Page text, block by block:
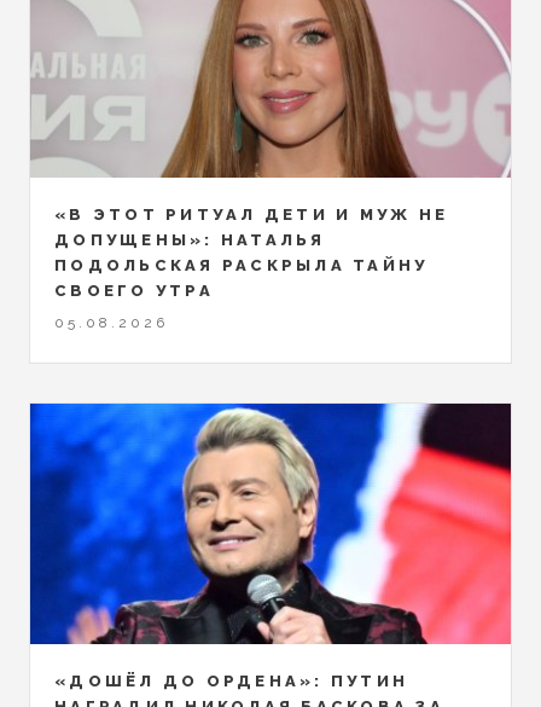
«В ЭТОТ РИТУАЛ ДЕТИ И МУЖ НЕ
ДОПУЩЕНЫ»: НАТАЛЬЯ
ПОДОЛЬСКАЯ РАСКРЫЛА ТАЙНУ
СВОЕГО УТРА
05.08.2026
«ДОШЁЛ ДО ОРДЕНА»: ПУТИН